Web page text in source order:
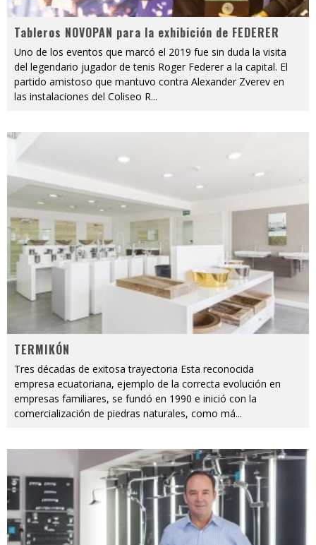
Tableros NOVOPAN para la exhibición de FEDERER
Uno de los eventos que marcó el 2019 fue sin duda la visita
del legendario jugador de tenis Roger Federer a la capital. El
partido amistoso que mantuvo contra Alexander Zverev en
las instalaciones del Coliseo R...
TERMIKÓN
Tres décadas de exitosa trayectoria Esta reconocida
empresa ecuatoriana, ejemplo de la correcta evolución en
empresas familiares, se fundó en 1990 e inició con la
comercialización de piedras naturales, como má...